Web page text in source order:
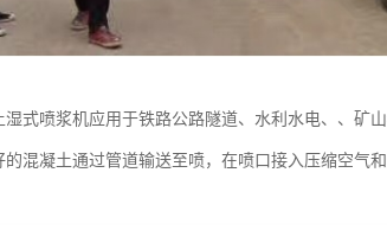
湿式喷浆机应用于铁路公路隧道、水利水电、、矿
的混凝土通过管道输送至喷，在喷口接入压缩空气